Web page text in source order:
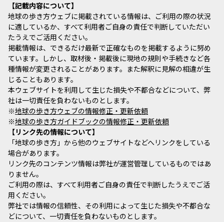
記載内容について
地球の歩き方ウェブに掲載されている情報は、ご利用の際の状況
に適しているか、すべて利用者ご自身の責任で判断していただい
たうえでご活用ください。
掲載情報は、できるだけ最新で正確なものを掲載するように努め
ています。しかし、取材後・掲載後に現地の規則や手続きなど各
種情報が変更されることがあります。また解釈に見解の相違が生
じることもあります。
本ウェブサイトを利用して生じた損失や不都合などについて、弊
社は一切責任を負わないものとします。
※地球の歩き方ウェブの情報修正・更新依頼
※地球の歩き方ガイドブックの情報修正・更新依頼
リンク先の情報について
「地球の歩き方」から他のウェブサイトなどへリンクをしている
場合があります。
リンク先のコンテンツ情報は弊社が運営管理しているものではあ
りません。
ご利用の際は、すべて利用者ご自身の責任で判断したうえでご活
用ください。
弊社では情報の信頼性、その利用によって生じた損失や不都合な
どについて、一切責任を負わないものとします。